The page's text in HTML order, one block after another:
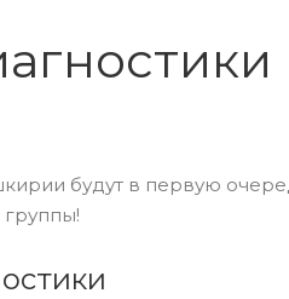
будут в первую
группы!